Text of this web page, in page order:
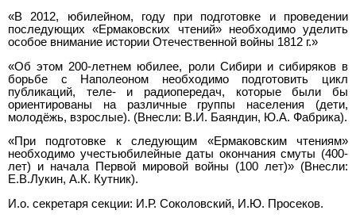
«В 2012, юбилейном, году при подготовке и проведении
последующих «Ермаковских чтений» необходимо уделить
особое внимание истории Отечественной войны 1812 г.»
«Об этом 200-летнем юбилее, роли Сибири и сибиряков в
борьбе с Наполеоном необходимо подготовить цикл
публикаций, теле- и радиопередач, которые были бы
ориентированы на различные группы населения (дети,
молодёжь, взрослые). (Внесли: В.И. Баяндин, Ю.А. Фабрика).
«При подготовке к следующим «Ермаковским чтениям»
необходимо учестьюбилейные даты окончания смуты (400-
лет) и начала Первой мировой войны (100 лет)» (Внесли:
Е.В.Лукин, А.К. Кутник).
И.о. секретаря секции: И.Р. Соколовский, И.Ю. Просеков.